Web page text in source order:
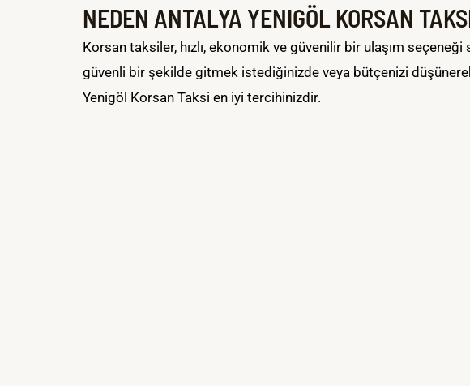
NEDEN ANTALYA YENIGÖL KORSAN
Korsan taksiler, hızlı, ekonomik ve güvenilir bir ulaşım seçeneği
güvenli bir şekilde gitmek istediğinizde veya bütçenizi
Yenigöl Korsan Taksi en iyi tercihinizdir.